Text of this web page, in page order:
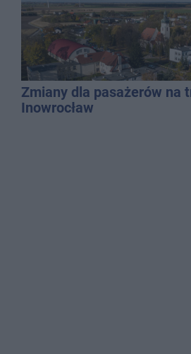
Zmiany dla pasażerów na
Inowrocław